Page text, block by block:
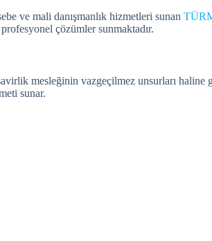
ve mali danışmanlık hizmetleri sunan
çözümler sunmaktadır.
mesleğinin vazgeçilmez unsurları haline
sunar.